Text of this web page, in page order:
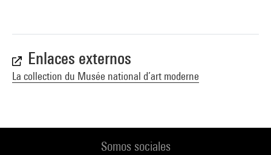
Enlaces externos
La collection du Musée national d’art moderne
Somos sociales